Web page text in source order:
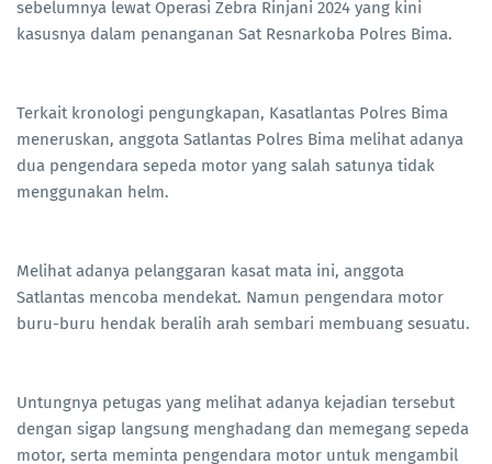
sebelumnya lewat Operasi Zebra Rinjani 2024 yang kini
kasusnya dalam penanganan Sat Resnarkoba Polres Bima.
Terkait kronologi pengungkapan, Kasatlantas Polres Bima
meneruskan, anggota Satlantas Polres Bima melihat adanya
dua pengendara sepeda motor yang salah satunya tidak
menggunakan helm.
Melihat adanya pelanggaran kasat mata ini, anggota
Satlantas mencoba mendekat. Namun pengendara motor
buru-buru hendak beralih arah sembari membuang sesuatu.
Untungnya petugas yang melihat adanya kejadian tersebut
dengan sigap langsung menghadang dan memegang sepeda
motor, serta meminta pengendara motor untuk mengambil